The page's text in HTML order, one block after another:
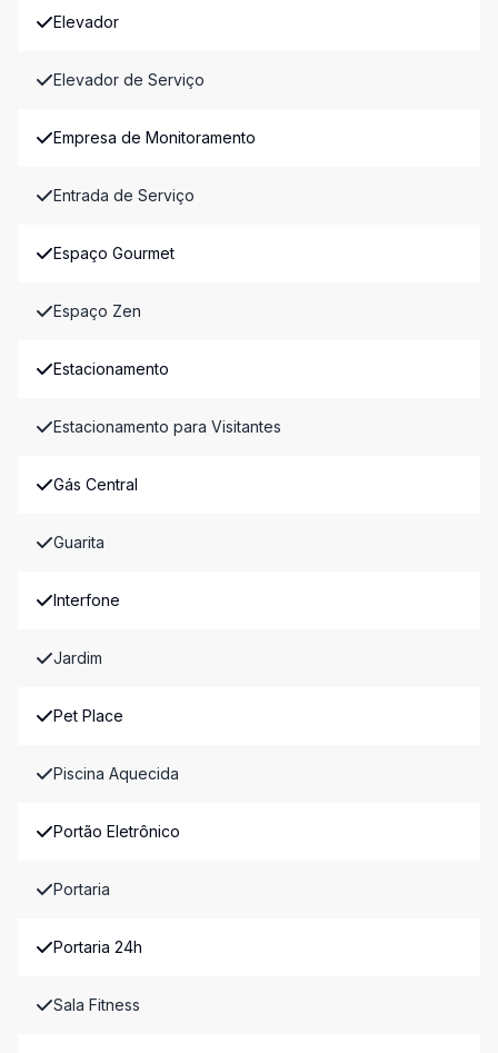
Elevador
Elevador de Serviço
Empresa de Monitoramento
Entrada de Serviço
Espaço Gourmet
Espaço Zen
Estacionamento
Estacionamento para Visitantes
Gás Central
Guarita
Interfone
Jardim
Pet Place
Piscina Aquecida
Portão Eletrônico
Portaria
Portaria 24h
Sala Fitness